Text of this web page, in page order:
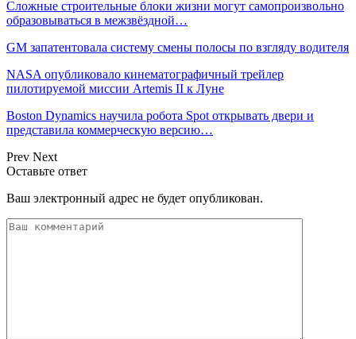
Сложные строительные блоки жизни могут самопроизвольно
образовываться в межзвёздной…
GM запатентовала систему смены полосы по взгляду водителя
NASA опубликовало кинематографичный трейлер
пилотируемой миссии Artemis II к Луне
Boston Dynamics научила робота Spot открывать двери и
представила коммерческую версию…
Prev Next
Оставьте ответ
Ваш электронный адрес не будет опубликован.